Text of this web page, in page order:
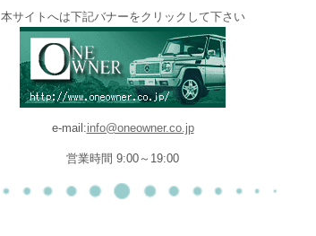
本サイトへは下記バナーをクリックして下さい
e-mail:info@oneowner.co.jp
営業時間 9:00～19:00